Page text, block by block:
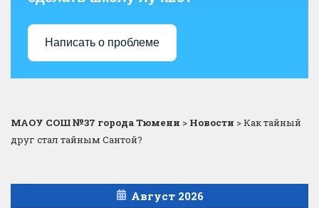
Написать о проблеме
МАОУ СОШ №37 города Тюмени > Новости >Как тайный
друг стал тайным Сантой?
Август 2026